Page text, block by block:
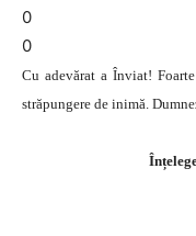
0
0
Cu adevărat a Înviat!
străpungere de inimă.